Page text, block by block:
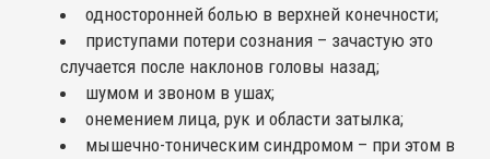
односторонней болью в верхней конечности;
приступами потери сознания – зачастую это
случается после наклонов головы назад;
шумом и звоном в ушах;
онемением лица, рук и области затылка;
мышечно-тоническим синдромом – при этом в